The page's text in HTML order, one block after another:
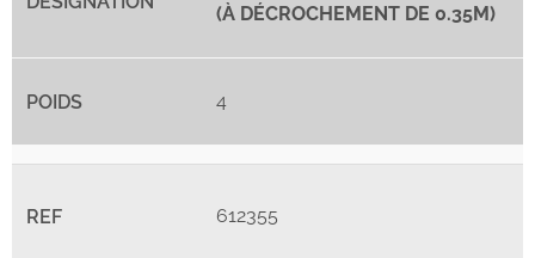
(À DÉCROCHEMENT DE 0.35M)
4
612355